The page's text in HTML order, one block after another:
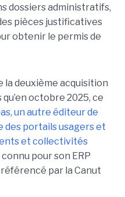
dossiers administratifs,
pièces justificatives
obtenir le permis de
deuxième acquisition
octobre 2025, ce
un autre éditeur de
des portails usagers et
et collectivités
pour son ERP
par la Canut